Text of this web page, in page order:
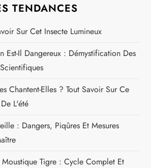
TENDANCES
Sur Cet Insecte Lumineux
Est-Il Dangereux : Démystification Des
Chantent-Elles ? Tout Savoir Sur Ce
L'été
: Dangers, Piqûres Et Mesures
Tigre : Cycle Complet Et